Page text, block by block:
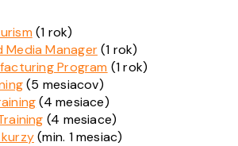
(1 rok)
Media Manager(1 rok)
Program (1 rok)
(5 mesiacov)
(4 mesiace)
(4 mesiace)
kurzy(min. 1 mesiac)